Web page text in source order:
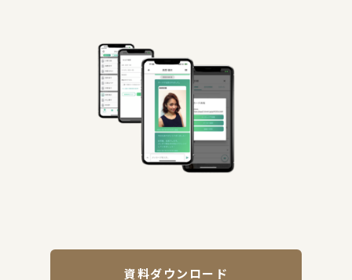
資料ダウンロード